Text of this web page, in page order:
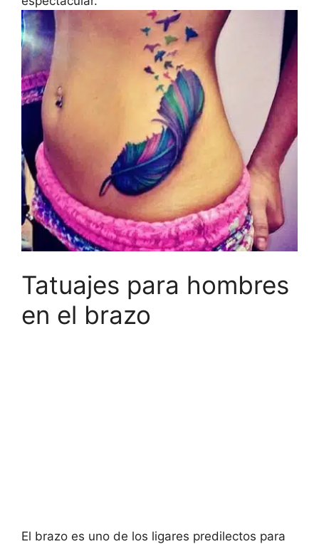
Tatuajes para hombres
en el brazo
El brazo es uno de los ligares predilectos para